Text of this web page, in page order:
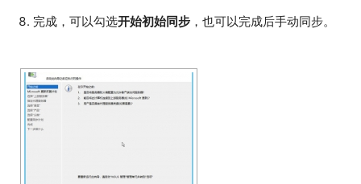
完成，可以勾选开始初始同步 ，也可以完成后手动同步。